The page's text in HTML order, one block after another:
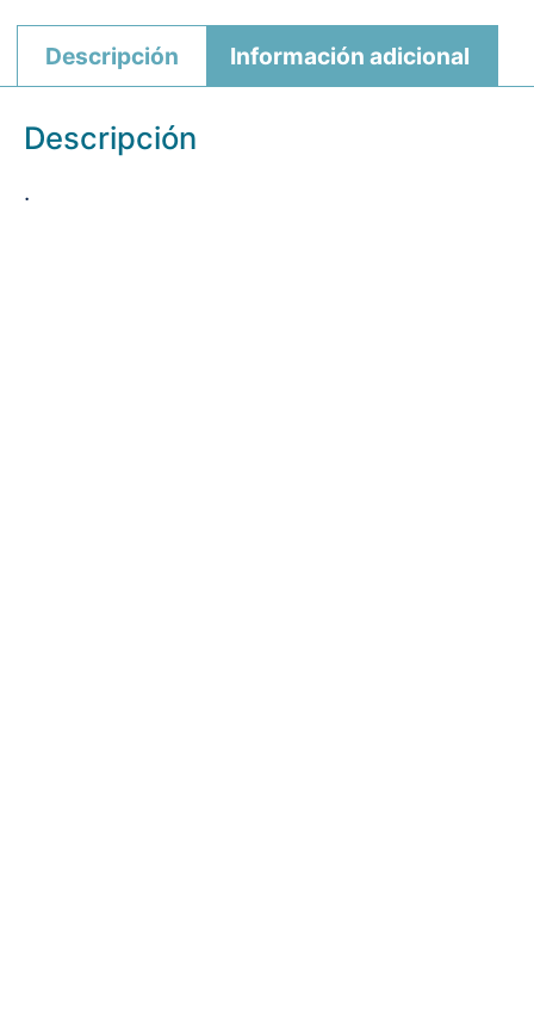
Descripción Información adicional
Descripción
.